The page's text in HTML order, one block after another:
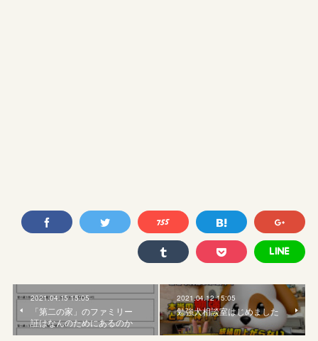
2021.04.15 15:05
「第二の家」のファミリー
証はなんのためにあるのか
2021.04.12 15:05
勉強犬相談室はじめました